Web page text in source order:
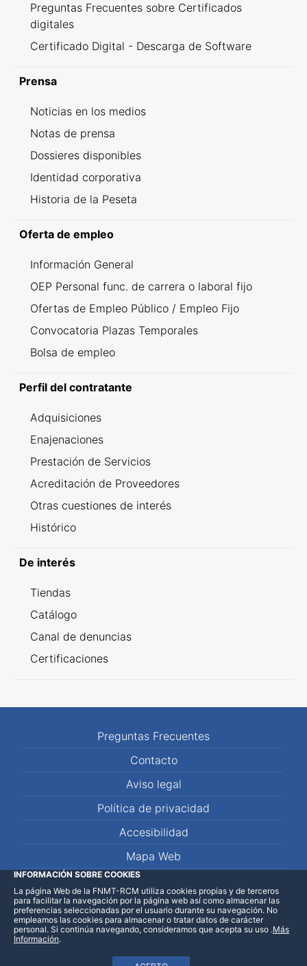
Preguntas Frecuentes sobre Certificados
digitales
Certificado Digital - Descarga de Software
Prensa
Noticias en los medios
Notas de prensa
Dossieres disponibles
Identidad corporativa
Historia de la Peseta
Oferta de empleo
Información General
OEP Personal func. de carrera o laboral fijo
Ofertas de Empleo Público / Empleo Fijo
Convocatoria Plazas Temporales
Bolsa de empleo
Perfil del contratante
Adquisiciones
Enajenaciones
Prestación de Servicios
Acreditación de Proveedores
Otras cuestiones de interés
Histórico
De interés
Tiendas
Catálogo
Canal de denuncias
Certificaciones
Preguntas Frecuentes
Contacto
Aviso legal
Política de privacidad
Accesibilidad
Mapa Web
LinkedInFacebookWhatsApp
INFORMACIÓN SOBRE COOKIES
La página Web de la FNMT-RCM utiliza cookies propias y de terceros
para facilitar la navegación por la página web así como almacenar las
preferencias seleccionadas por el usuario durante su navegación. No
empleamos las cookies para almacenar o tratar datos de carácter
personal. Si continúa navegando, consideramos que acepta su uso .Más
Información.